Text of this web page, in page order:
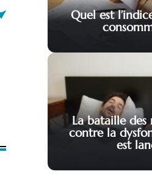
Quel est
La bataille des
contre la
est